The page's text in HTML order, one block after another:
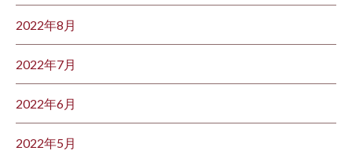
2022年8月
2022年7月
2022年6月
2022年5月